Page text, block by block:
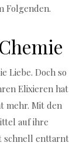
Folgenden.
Liebe. Doch so
Elixieren hat
mehr. Mit den
auf ihre
schnell